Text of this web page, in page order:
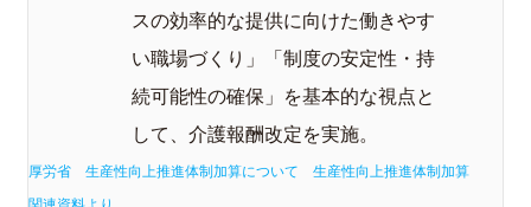
スの効率的な提供に向けた働きやす
い職場づくり」「制度の安定性・持
続可能性の確保」を基本的な視点と
して、介護報酬改定を実施。
厚労省 生産性向上推進体制加算について
生産性向上推進体制加算